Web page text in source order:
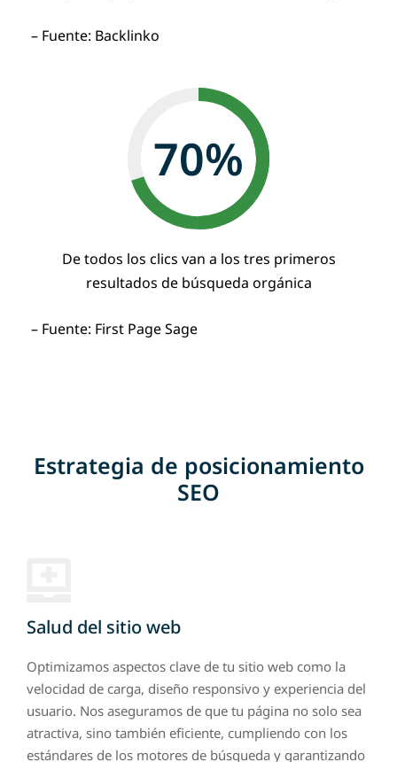
– Fuente: Backlinko
70%
De todos los clics van a los tres primeros
resultados de búsqueda orgánica
– Fuente: First Page Sage
Estrategia de posicionamiento
SEO
Salud del sitio web
Optimizamos aspectos clave de tu sitio web como la
velocidad de carga, diseño responsivo y experiencia del
usuario. Nos aseguramos de que tu página no solo sea
atractiva, sino también eficiente, cumpliendo con los
estándares de los motores de búsqueda y garantizando